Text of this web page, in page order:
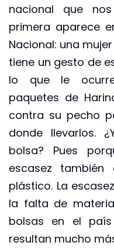
nacional que
primera aparece
Nacional: una
tiene un gesto de
lo que le
paquetes de
contra su pecho
donde llevarlos.
bolsa? Pues
escasez
plástico. La
la falta de
bolsas en el
resultan mucho